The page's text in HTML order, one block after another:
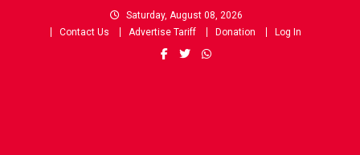
Saturday, August 08, 2026
Contact Us
Advertise Tariff Donation Log In